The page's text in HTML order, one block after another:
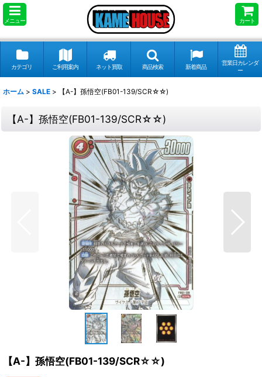
メニュー カート
カテゴリ ご利用案内 ネット買取 商品検索 新着商品
営業日カレンダ
ー
ホーム > SALE > 【A-】孫悟空(FB01-139/SCR☆☆)
【A-】孫悟空(FB01-139/SCR☆☆)
【A-】孫悟空(FB01-139/SCR☆☆)